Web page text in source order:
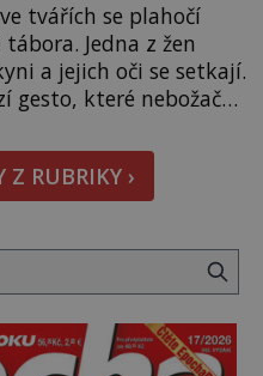
tvářích se plahočí
Jedna z žen
a jejich oči se setkají.
které nebožačku
Mengele (1911–
zná každý,
Jenže […]
Z RUBRIKY ›